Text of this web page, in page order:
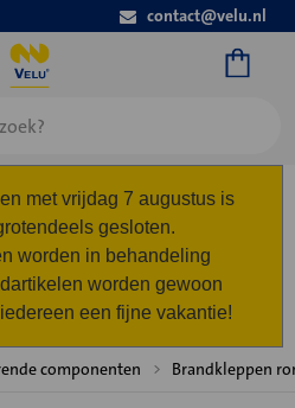
contact@velu.nl
met vrijdag 7 augustus is
gesloten.
worden in behandeling
worden gewoon
een fijne vakantie!
componenten Brandkleppen